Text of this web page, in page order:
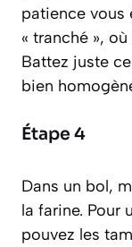
patience vous
« tranché »,
Battez juste
bien
Étape 4
Dans un bol,
la farine. Pour
pouvez les